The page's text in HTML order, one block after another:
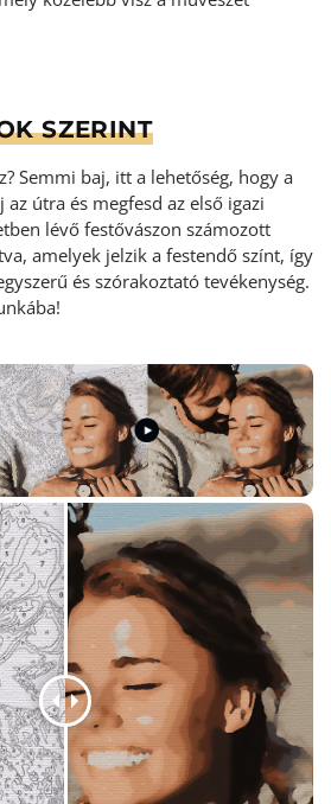
SZERINT
Semmi baj, itt a lehetőség, hogy a
útra és megfesd az első igazi
lévő festővászon számozott
amelyek jelzik a festendő színt, így
és szórakoztató tevékenység.